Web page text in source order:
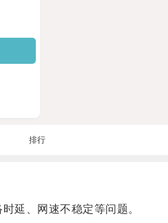
排行
延、网速不稳定等问题。